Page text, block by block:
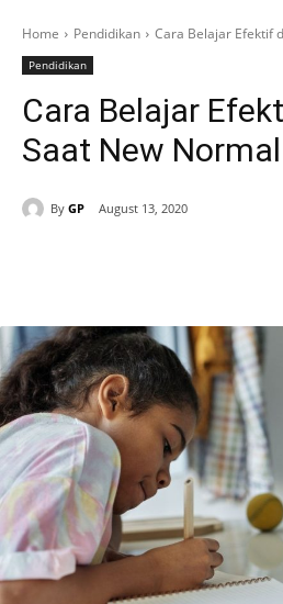
Home Pendidikan Cara Belajar Efektif
Pendidikan
Cara Belajar
Saat New Normal
By GP August 13, 2020